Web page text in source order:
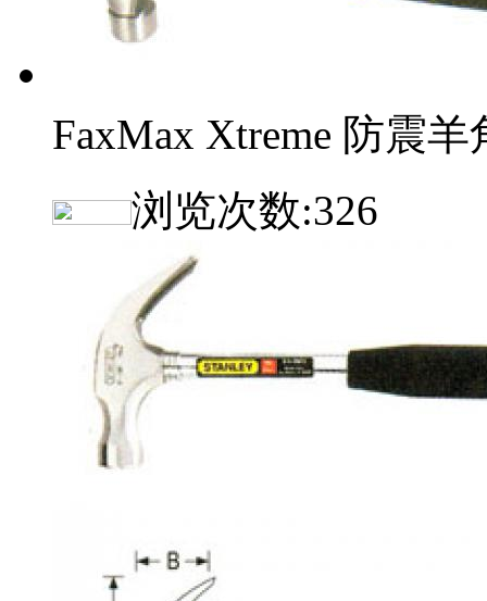
FaxMax Xtreme 防震羊
浏览次数:326